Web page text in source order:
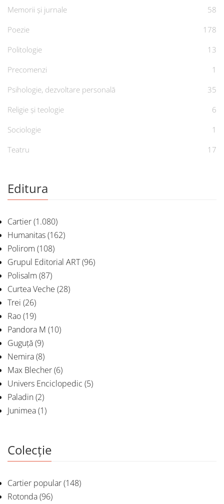
Memorii și jurnale
58
Poezie
178
Politologie
13
Precomenzi
1
Psihologie, dezvoltare personală
35
Religie și teologie
6
Sociologie
1
Teatru
17
Editura
Cartier(1.080)
Humanitas(162)
Polirom (108)
Grupul Editorial ART(96)
Polisalm (87)
Curtea Veche (28)
Trei (26)
Rao(19)
Pandora M (10)
Guguță(9)
Nemira(8)
Max Blecher(6)
Univers Enciclopedic (5)
Paladin(2)
Junimea(1)
Colecție
Cartier popular(148)
Rotonda(96)